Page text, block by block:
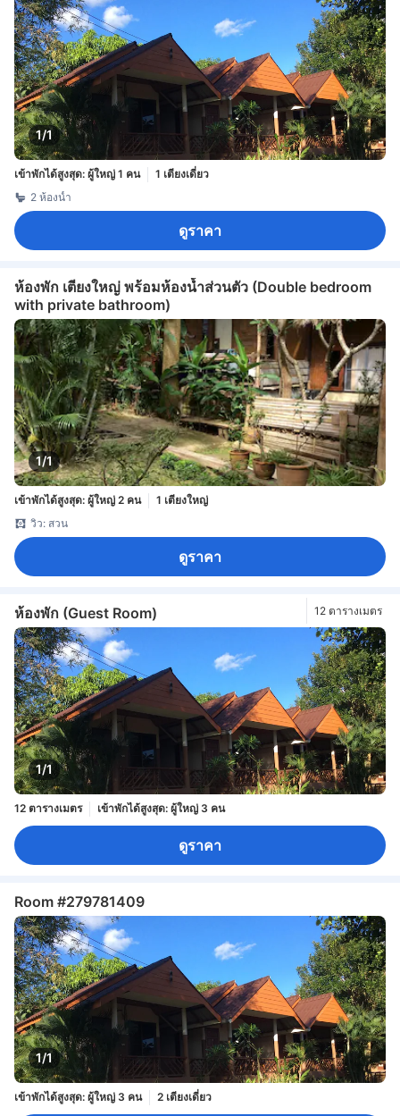
1/1
เข้าพักได้สูงสุด: ผู้ใหญ่ 1 คน
1 เตียงเดี่ยว
2 ห้องน้ำ
ดูราคา
ห้องพัก เตียงใหญ่ พร้อมห้องน้ำส่วนตัว (Double bedroom
with private bathroom)
1/1
เข้าพักได้สูงสุด: ผู้ใหญ่ 2 คน
1 เตียงใหญ่
วิว: สวน
ดูราคา
ห้องพัก (Guest Room) 12 ตารางเมตร
1/1
12 ตารางเมตร เข้าพักได้สูงสุด: ผู้ใหญ่ 3 คน
ดูราคา
Room #279781409
1/1
เข้าพักได้สูงสุด: ผู้ใหญ่ 3 คน 2 เตียงเดี่ยว